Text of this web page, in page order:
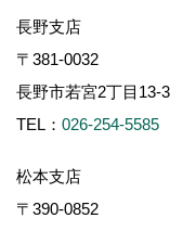
長野支店
〒381-0032
長野市若宮2丁目13-3
TEL： 026-254-5585
松本支店
〒390-0852